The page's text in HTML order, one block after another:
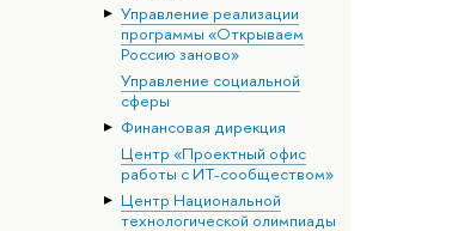
Управление реализации
программы «Открываем
Россию заново»
Управление социальной
сферы
Финансовая дирекция
Центр «Проектный офис
работы с ИТ-сообществом»
Центр Национальной
технологической олимпиады